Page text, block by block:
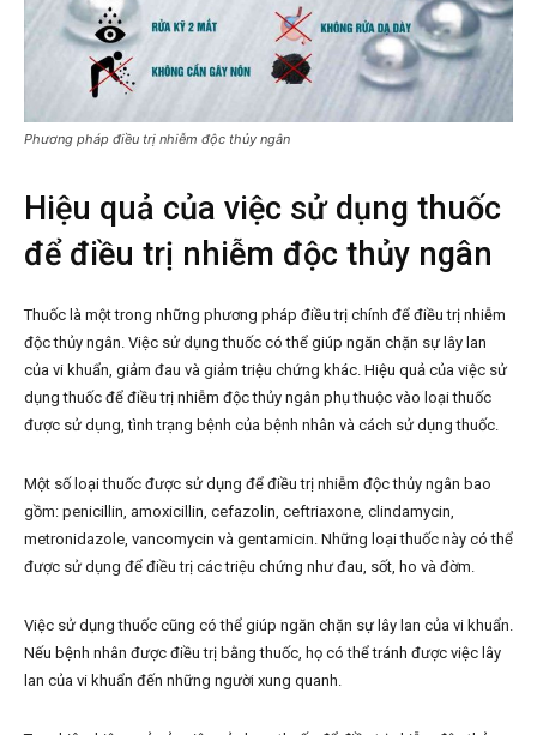
Phương pháp điều trị nhiễm độc thủy ngân
Hiệu quả của việc sử dụng thuốc
để điều trị nhiễm độc thủy ngân
Thuốc là một trong những phương pháp điều trị chính để điều trị nhiễm
độc thủy ngân. Việc sử dụng thuốc có thể giúp ngăn chặn sự lây lan
của vi khuẩn, giảm đau và giảm triệu chứng khác. Hiệu quả của việc sử
dụng thuốc để điều trị nhiễm độc thủy ngân phụ thuộc vào loại thuốc
được sử dụng, tình trạng bệnh của bệnh nhân và cách sử dụng thuốc.
Một số loại thuốc được sử dụng để điều trị nhiễm độc thủy ngân bao
gồm: penicillin, amoxicillin, cefazolin, ceftriaxone, clindamycin,
metronidazole, vancomycin và gentamicin. Những loại thuốc này có thể
được sử dụng để điều trị các triệu chứng như đau, sốt, ho và đờm.
Việc sử dụng thuốc cũng có thể giúp ngăn chặn sự lây lan của vi khuẩn.
Nếu bệnh nhân được điều trị bằng thuốc, họ có thể tránh được việc lây
lan của vi khuẩn đến những người xung quanh.